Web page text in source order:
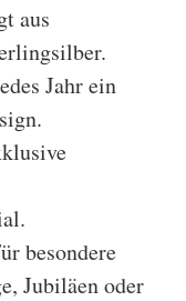
aus
Jahr ein
besondere
Jubiläen oder